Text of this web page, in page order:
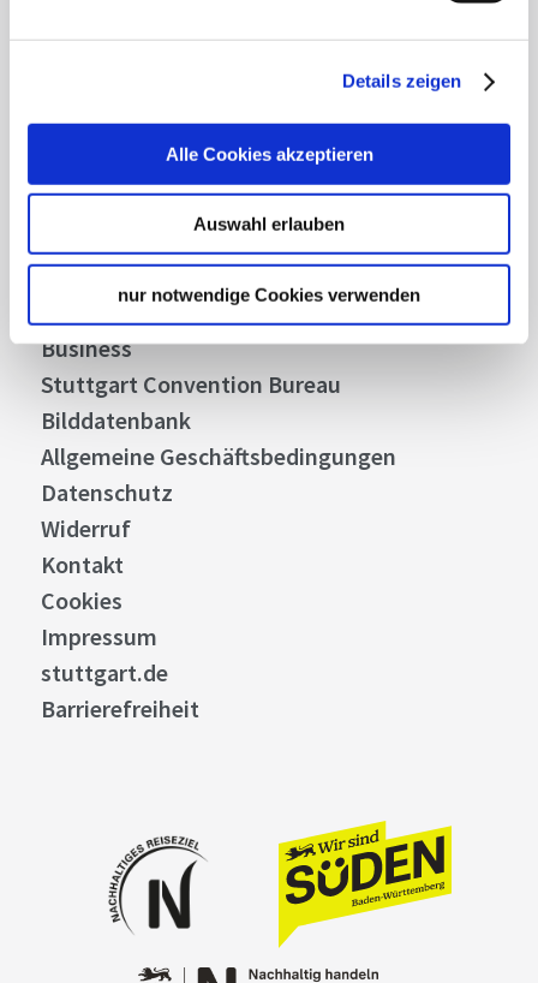
Details zeigen
Alle Cookies akzeptieren
Auswahl erlauben
nur notwendige Cookies verwenden
Stellenangebote
Business
Stuttgart Convention Bureau
Bilddatenbank
Allgemeine Geschäftsbedingungen
Datenschutz
Widerruf
Kontakt
Cookies
Impressum
stuttgart.de
Barrierefreiheit